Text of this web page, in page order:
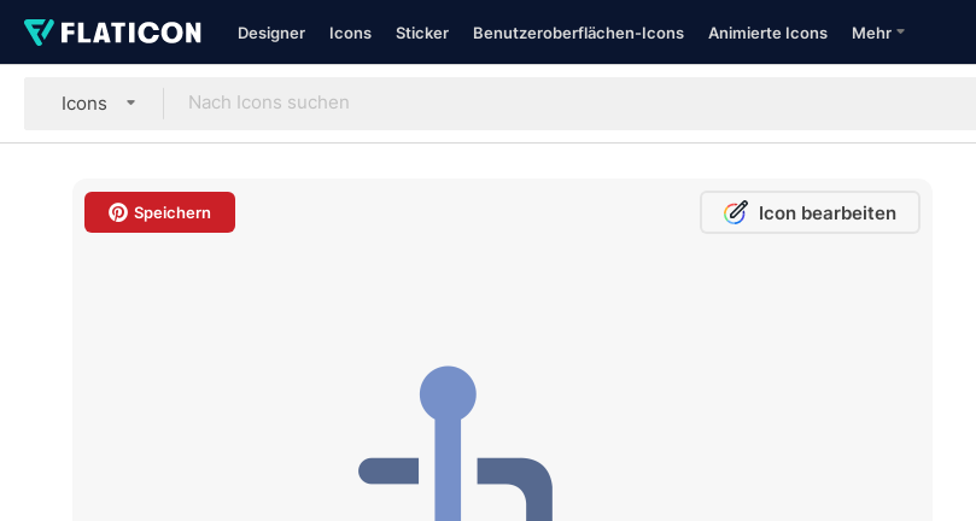
Designer Icons Sticker Benutzeroberflächen-Icons Animierte Icons Mehr
Icons
Speichern Icon bearbeiten